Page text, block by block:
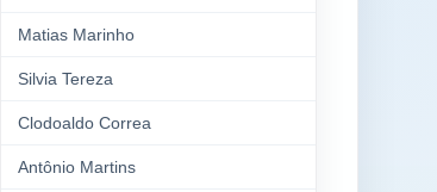
Matias Marinho
Silvia Tereza
Clodoaldo Correa
Antônio Martins